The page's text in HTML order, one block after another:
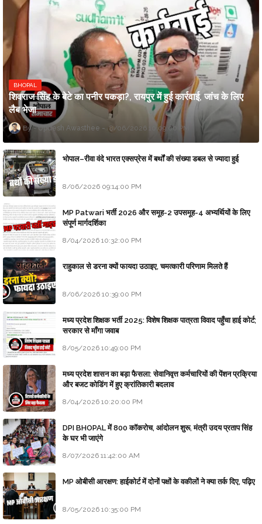
BHOPAL
शिवराज सिंह के बेटे का पनीर पकड़ा?, रायपुर में हुई कार्रवाई, जांच के लिए
लैब भेजा
Updesh Awasthee 8/06/2026 10:09:00 PM
भोपाल–रीवा वंदे भारत एक्सप्रेस में बर्थों की संख्या डबल से ज्यादा हुई
8/06/2026 09:14:00 PM
MP Patwari भर्ती 2026 और समूह-2 उपसमूह-4 अभ्यर्थियों के लिए
संपूर्ण मार्गदर्शिका
8/04/2026 10:32:00 PM
राहुकाल से डरना क्यों फायदा उठाइए, चमत्कारी परिणाम मिलते हैं
8/06/2026 10:39:00 PM
मध्य प्रदेश शिक्षक भर्ती 2025: विशेष शिक्षक पात्रता विवाद पहुँचा हाई कोर्ट;
सरकार से माँगा जवाब
8/05/2026 10:49:00 PM
मध्य प्रदेश शासन का बड़ा फैसला: सेवानिवृत्त कर्मचारियों की पेंशन प्रक्रिया
और बजट कोडिंग में हुए क्रांतिकारी बदलाव
8/04/2026 10:20:00 PM
DPI BHOPAL में 800 कॉकरोच, आंदोलन शुरू, मंत्री उदय प्रताप सिंह
के घर भी जाएंगे
8/07/2026 11:42:00 AM
MP ओबीसी आरक्षण: हाईकोर्ट में दोनों पक्षों के वकीलों ने क्या तर्क दिए, पढ़िए
8/05/2026 10:35:00 PM